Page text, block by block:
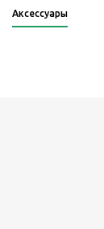
Аксессуары